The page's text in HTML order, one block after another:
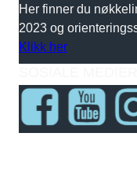
Her finner du
2023 og
Klikk her